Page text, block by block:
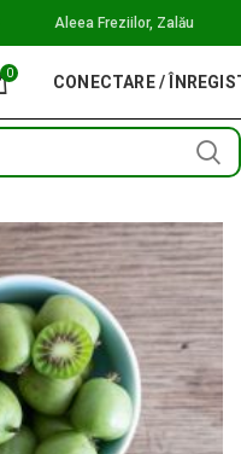
Aleea Freziilor, Zalău
0 CONECTARE /